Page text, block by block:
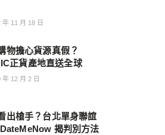
11 月 18 日
物擔心貨源真假？
正貨產地直送全球
12 月 2 日
出槍手？台北單身聯誼
揭判別方法